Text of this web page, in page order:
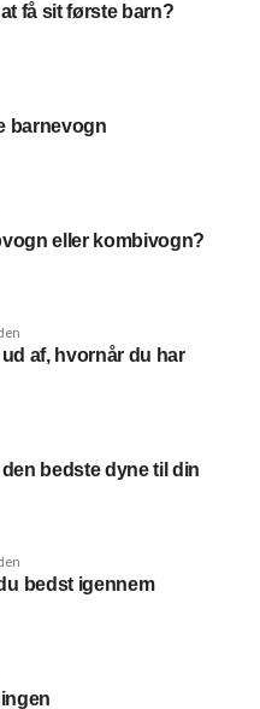
få sit første barn?
barnevogn
eller kombivogn?
af, hvornår du har
bedste dyne til din
bedst igennem